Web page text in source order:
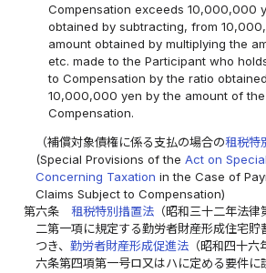
Compensation exceeds 10,000,000
obtained by subtracting, from
amount obtained by multiplying the
etc. made to the Participant who
to Compensation by the ratio
10,000,000 yen by the amount of
Compensation.
（補償対象債権に係る支払の場合の租税特
(Special Provisions of theAct on
Concerning Taxation in the Case of
Claims Subject to Compensation)
第六条
租税特別措置法 （昭和三十二年法
二第一項に規定する勤労者財産形成住宅
つき、勤労者財産形成促進法 （昭和四十
六条第四項第一号ロ又はハに定める要件に